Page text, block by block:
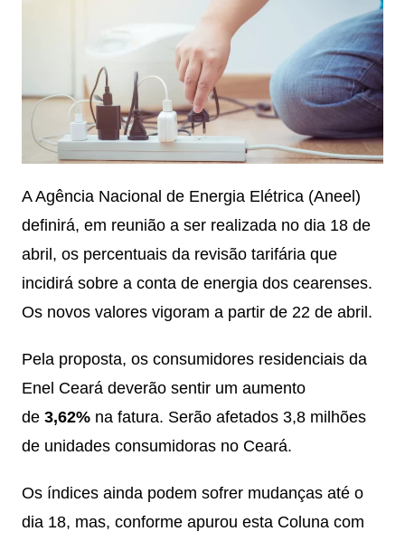
A Agência Nacional de Energia Elétrica (Aneel)
definirá, em reunião a ser realizada no dia 18 de
abril, os percentuais da revisão tarifária que
incidirá sobre a conta de energia dos cearenses.
Os novos valores vigoram a partir de 22 de abril.
Pela proposta, os consumidores residenciais da
Enel Ceará deverão sentir um aumento
de 3,62%na fatura. Serão afetados 3,8 milhões
de unidades consumidoras no Ceará.
Os índices ainda podem sofrer mudanças até o
dia 18, mas, conforme apurou esta Coluna com